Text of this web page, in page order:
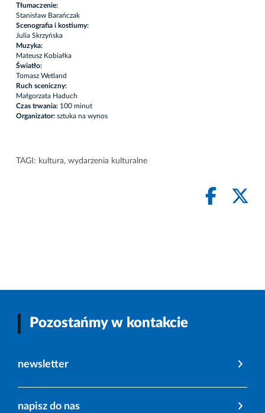
Tłumaczenie:
Stanisław Barańczak
Scenografia i kostiumy:
Julia Skrzyńska
Muzyka:
Mateusz Kobiałka
Światło:
Tomasz Wetland
Ruch sceniczny:
Małgorzata Haduch
Czas trwania: 100 minut
Organizator: sztuka na wynos
TAGI: kultura, wydarzenia kulturalne
Pozostańmy w kontakcie
newsletter
napisz do nas